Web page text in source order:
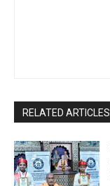
RELATED ARTICLES